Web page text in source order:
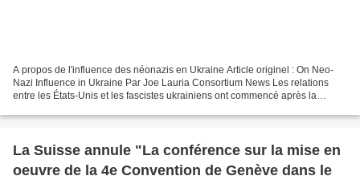
A propos de l'influence des néonazis en Ukraine Article originel : On Neo-
Nazi Influence in Ukraine Par Joe Lauria Consortium News Les relations
entre les États-Unis et les fascistes ukrainiens ont commencé après la
La Suisse annule "La conférence sur la mise en
oeuvre de la 4e Convention de Genève dans le